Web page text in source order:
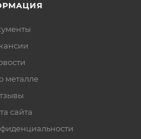
металле
сайта